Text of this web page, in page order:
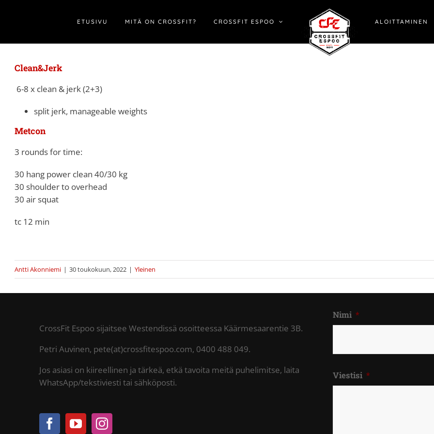
ETUSIVU MITÄ ON CROSSFIT? CROSSFIT ESPOO ALOITTAMINEN
Clean&Jerk
6-8 x clean & jerk (2+3)
split jerk, manageable weights
Metcon
3 rounds for time:
30 hang power clean 40/30 kg
30 shoulder to overhead
30 air squat
tc 12 min
Antti Akonniemi | 30 toukokuun, 2022 | Yleinen
CrossFit Espoo sijaitsee Westendissä osoitteessa Käärmesaarentie 3B.
Petri Auvinen, pete(at)crossfitespoo.com, 0400 488 049.
Jos asiasi on kiireellinen ja tärkeä, etkä tavoita meitä puhelimitse, laita
WhatsApp/tekstiviesti tai sähköposti.
Nimi *
Viestisi *